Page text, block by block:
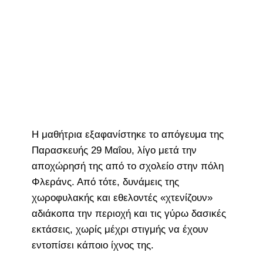
Η μαθήτρια εξαφανίστηκε το απόγευμα της
Παρασκευής 29 Μαΐου, λίγο μετά την
αποχώρησή της από το σχολείο στην πόλη
Φλεράνς. Από τότε, δυνάμεις της
χωροφυλακής και εθελοντές «χτενίζουν»
αδιάκοπα την περιοχή και τις γύρω δασικές
εκτάσεις, χωρίς μέχρι στιγμής να έχουν
εντοπίσει κάποιο ίχνος της.